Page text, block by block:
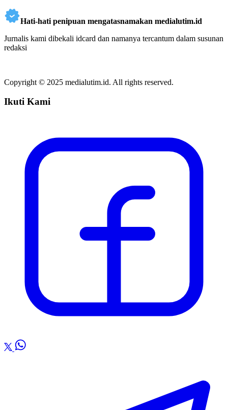
Hati-hati penipuan mengatasnamakan medialutim.id
Jurnalis kami dibekali idcard dan namanya tercantum dalam susunan
redaksi
Copyright © 2025 medialutim.id. All rights reserved.
Ikuti Kami